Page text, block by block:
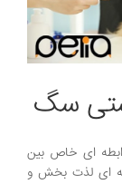
سگ
ای خاص بین
ای لذت بخش و